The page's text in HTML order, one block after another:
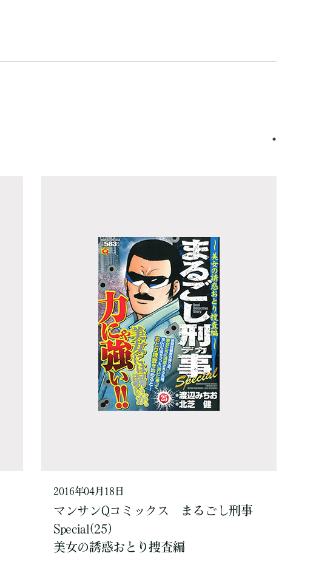
2016年04月18日
マンサンQコミックス まるごし刑事
Special(25)
美女の誘惑おとり捜査編